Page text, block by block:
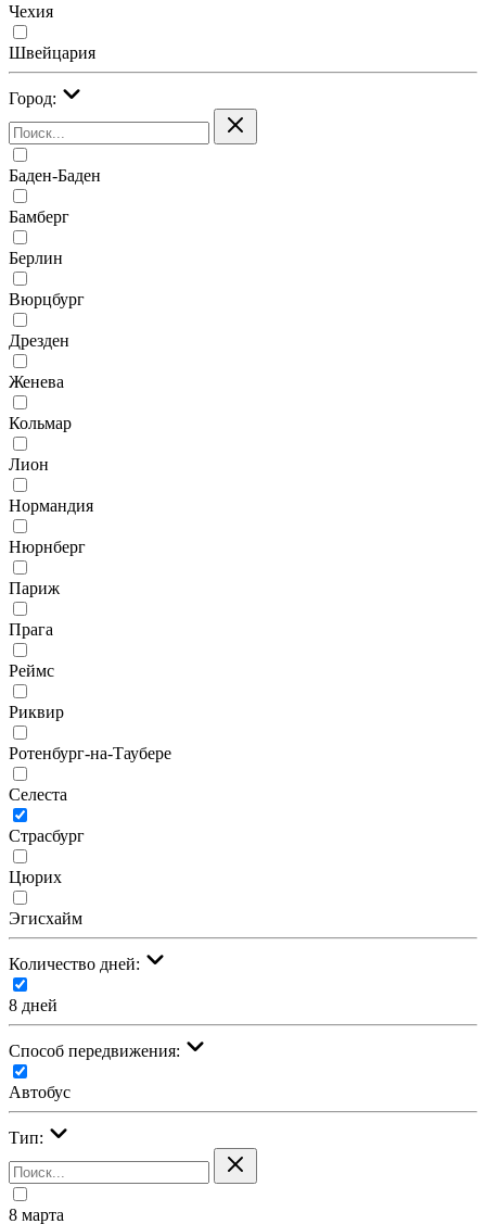
Чехия
Швейцария
Город:
Баден-Баден
Бамберг
Берлин
Вюрцбург
Дрезден
Женева
Кольмар
Лион
Нормандия
Нюрнберг
Париж
Прага
Реймс
Риквир
Ротенбург-на-Таубере
Селеста
Страсбург
Цюрих
Эгисхайм
Количество дней:
8 дней
Cпособ передвижения:
Автобус
Тип:
8 марта